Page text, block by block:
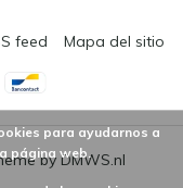
byDMWS.nl
feed Mapa del sitio
para ayudarnos a
página web.